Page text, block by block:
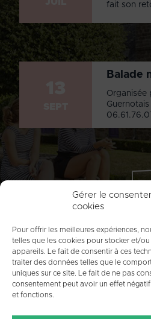
Gérer le
cookies
Pour offrir les meilleures expériences,
telles que les cookies pour stocker et/
appareils. Le fait de consentir à ces
traiter des données telles que le
uniques sur ce site. Le fait de ne pas
consentement peut avoir un effet
et fonctions.
fait son
Balade
Organisée